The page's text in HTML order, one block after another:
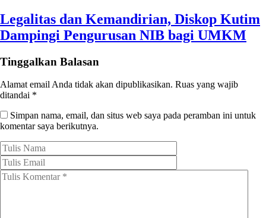
Legalitas dan Kemandirian, Diskop Kutim
Dampingi Pengurusan NIB bagi UMKM
Tinggalkan Balasan
Alamat email Anda tidak akan dipublikasikan. Ruas yang wajib
ditandai *
Simpan nama, email, dan situs web saya pada peramban ini untuk
komentar saya berikutnya.